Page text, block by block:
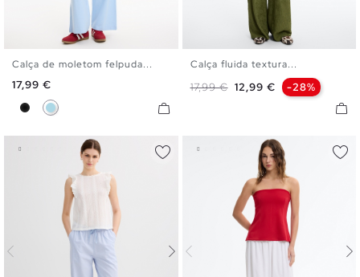
Calça de moletom felpuda...
Preço
17,99 €
PretoAzul Claro
Calça fluida textura...
Preço normal
17,99 € Preço
12,99 € -28%